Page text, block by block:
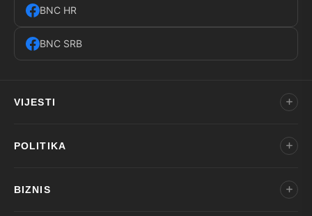
BNC HR
BNC SRB
VIJESTI
POLITIKA
BIZNIS